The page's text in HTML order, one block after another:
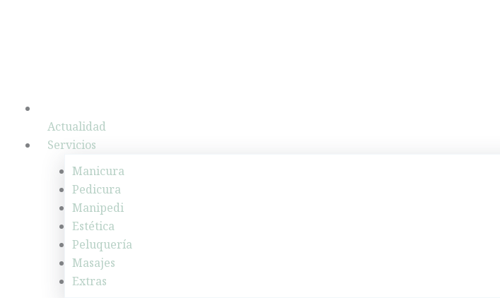
Actualidad
Servicios
Manicura
Pedicura
Manipedi
Estética
Peluquería
Masajes
Extras